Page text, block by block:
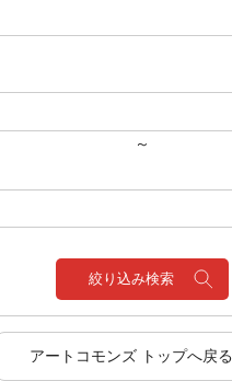
～
絞り込み検索
アートコモンズ トップへ戻る